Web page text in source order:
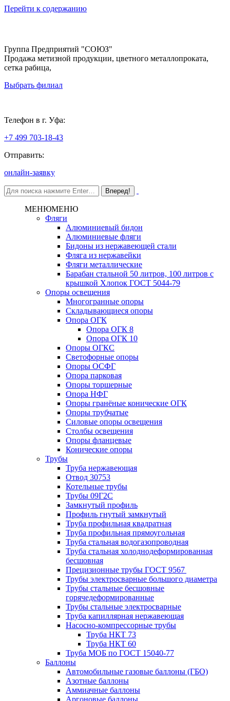
Перейти к содержанию
Группа Предприятий "СОЮЗ"
Продажа метизной продукции, цветного металлопроката,
сетка рабица,
Выбрать филиал
Телефон в г. Уфа:
+7 499 703-18-43
Отправить:
онлайн-заявку
МЕНЮМЕНЮ
Фляги
Алюминиевый бидон
Алюминиевые фляги
Бидоны из нержавеющей стали
Фляга из нержавейки
Фляги металлические
Барабан стальной 50 литров, 100 литров с
крышкой Хлопок ГОСТ 5044-79
Опоры освещения
Многогранные опоры
Складывающиеся опоры
Опора ОГК
Опора ОГК 8
Опора ОГК 10
Опоры ОГКС
Светофорные опоры
Опоры ОСФГ
Опора парковая
Опоры торшерные
Опора НФГ
Опоры гранёные конические ОГК
Опоры трубчатые
Силовые опоры освещения
Столбы освещения
Опоры фланцевые
Конические опоры
Трубы
Труба нержавеющая
Отвод 30753
Котельные трубы
Трубы 09Г2С
Замкнутый профиль
Профиль гнутый замкнутый
Труба профильная квадратная
Труба профильная прямоугольная
Труба стальная водогазопроводная
Труба стальная холоднодеформированная
бесшовная
Прецизионные трубы ГОСТ 9567
Трубы электросварные большого диаметра
Трубы стальные бесшовные
горячедеформированные
Трубы стальные электросварные
Труба капиллярная нержавеющая
Насосно-компрессорные трубы
Труба НКТ 73
Труба НКТ 60
Труба МОБ по ГОСТ 15040-77
Баллоны
Автомобильные газовые баллоны (ГБО)
Азотные баллоны
Аммиачные баллоны
Аргоновые баллоны